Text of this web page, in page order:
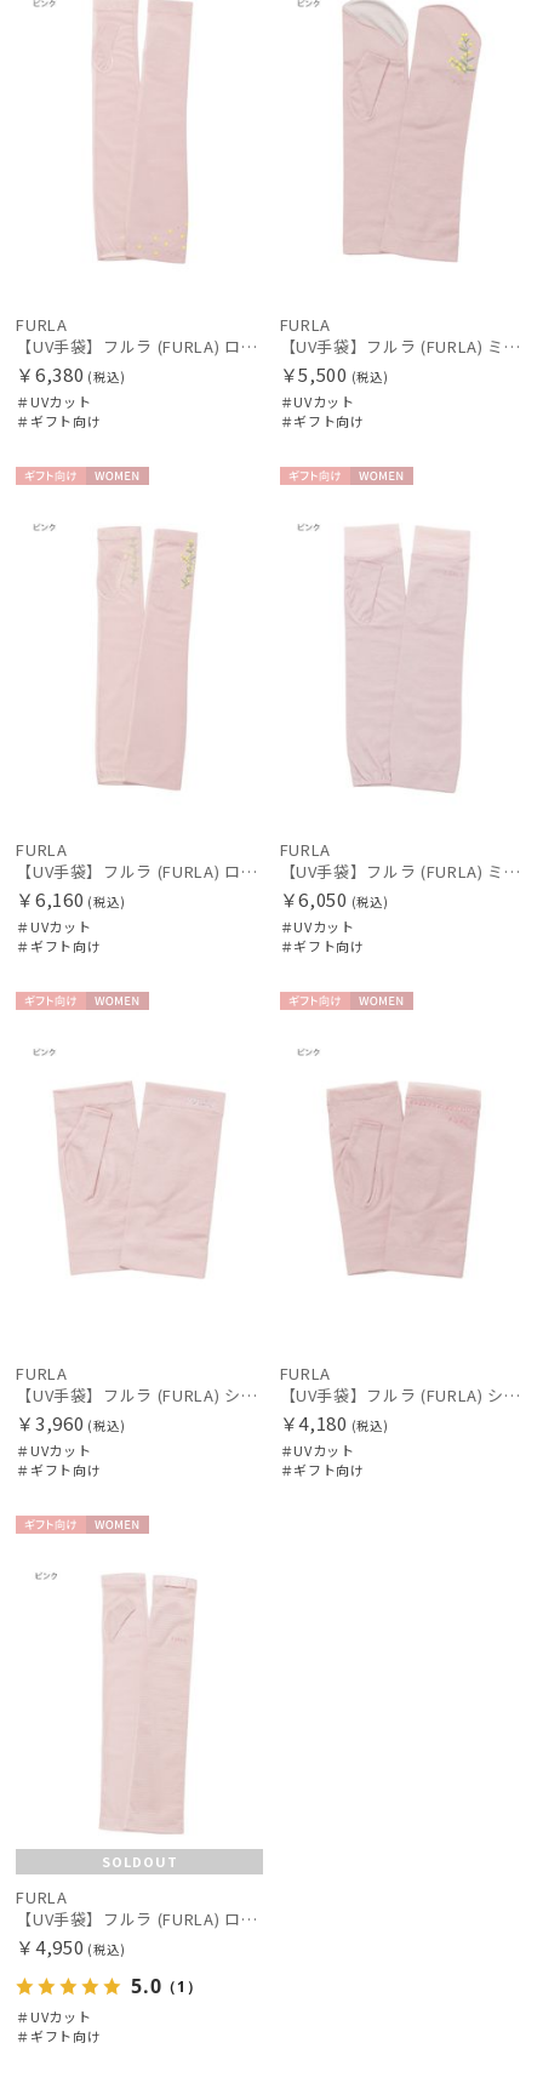
FURLA
【UV手袋】フルラ (FURLA) ロング ＵＶ手袋 ミモザ 指無し 接触冷感
￥6,380 (税込)
＃UVカット
＃ギフト向け
FURLA
【UV手袋】フルラ (FURLA) ミディアム ＵＶ手袋 ミモザ 指無し 接触冷感
￥5,500 (税込)
＃UVカット
＃ギフト向け
向け
N
FURLA
【UV手袋】フルラ (FURLA) ロング ＵＶ手袋 ミモザ 指無し 接触冷感
￥6,160 (税込)
＃UVカット
＃ギフト向け
向け
N
FURLA
【UV手袋】フルラ (FURLA) ミディアム ＵＶ手袋 ロゴ刺繍 指無し 接触冷感
￥6,050 (税込)
＃UVカット
＃ギフト向け
向け
FURLA
【UV手袋】フルラ (FURLA) ショート ＵＶ手袋 ラインストーンロゴ 指無し
￥3,960 (税込)
＃UVカット
＃ギフト向け
向け
FURLA
【UV手袋】フルラ (FURLA) ショート ＵＶ手袋 ロゴ刺繍 指無し
￥4,180 (税込)
＃UVカット
＃ギフト向け
向け
SOLDOUT
FURLA
【UV手袋】フルラ (FURLA) ロング ＵＶ手袋 リボン 指無し
￥4,950 (税込)
5.0 （1）
＃UVカット
＃ギフト向け